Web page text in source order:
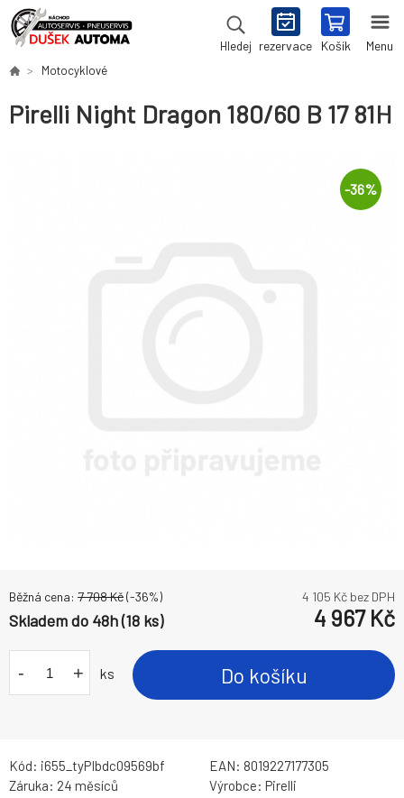
Hledej rezervace Košík Menu
Motocyklové
Pirelli Night Dragon 180/60 B 17 81H
-36%
Běžná cena: 7 708Kč(-36%) 4 105 Kč bez DPH
Skladem do 48h (18 ks) 4 967Kč
- + ks Do košíku
Kód: i655_tyPIbdc09569bf EAN: 8019227177305
Záruka: 24 měsíců Výrobce: Pirelli